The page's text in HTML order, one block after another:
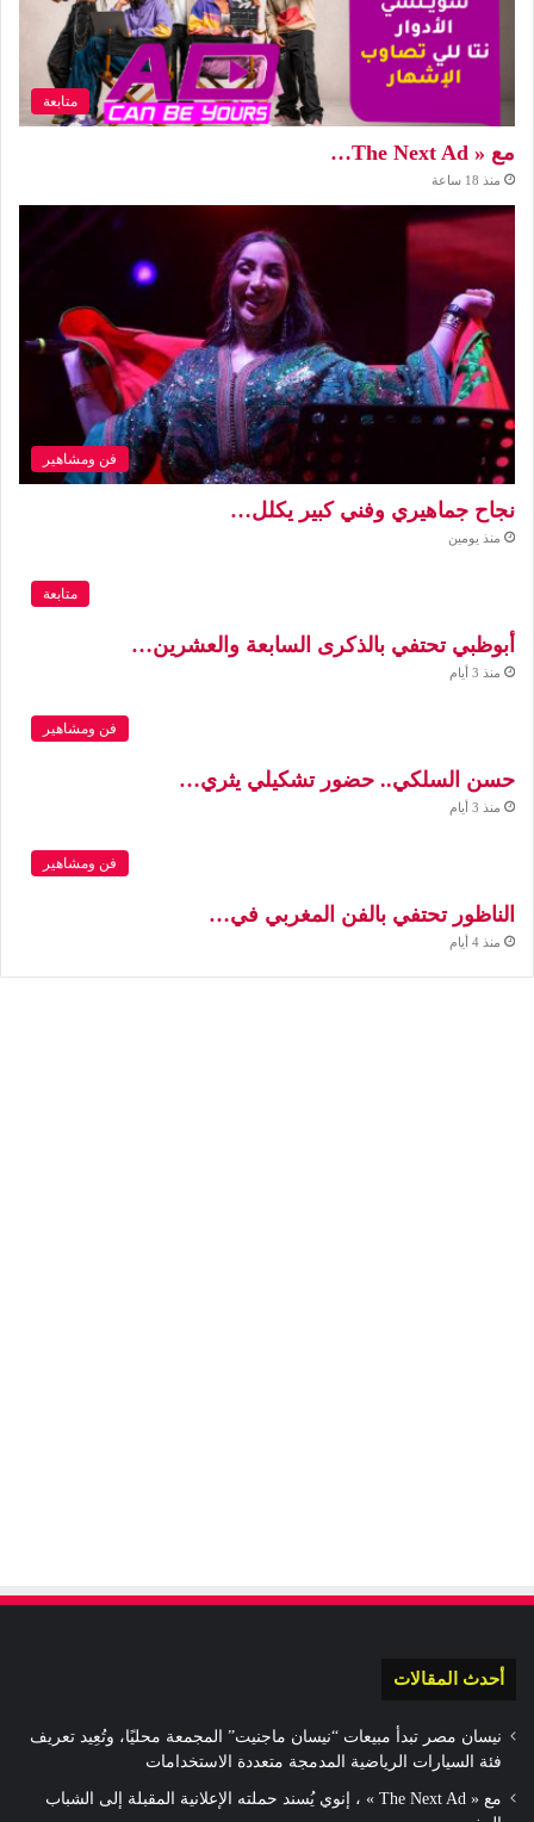
متابعة
مع « The Next Ad…
منذ 18 ساعة
فن ومشاهير
نجاح جماهيري وفني كبير يكلل…
منذ يومين
متابعة
أبوظبي تحتفي بالذكرى السابعة والعشرين…
منذ 3 أيام
فن ومشاهير
حسن السلكي.. حضور تشكيلي يثري…
منذ 3 أيام
فن ومشاهير
الناظور تحتفي بالفن المغربي في…
منذ 4 أيام
أحدث المقالات
نيسان مصر تبدأ مبيعات “نيسان ماجنيت” المجمعة محليًا، وتُعِيد تعريف
فئة السيارات الرياضية المدمجة متعددة الاستخدامات
مع « The Next Ad » ، إنوي يُسند حملته الإعلانية المقبلة إلى الشباب